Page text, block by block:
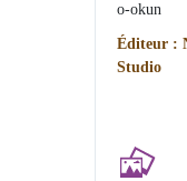
o-okun
Éditeur :
Studio